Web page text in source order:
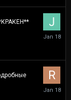
January
18
January
18